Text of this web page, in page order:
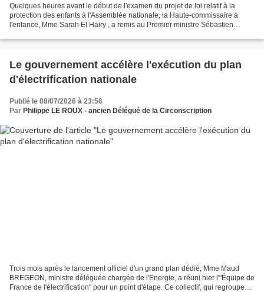
Quelques heures avant le début de l'examen du projet de loi relatif à la
protection des enfants à l'Assemblée nationale, la Haute-commissaire à
l'enfance, Mme Sarah El Hairy , a remis au Premier ministre Sébastien
Le gouvernement accélère l'exécution du plan
d'électrification nationale
Publié le 08/07/2026 à 23:56
Par Philippe LE ROUX - ancien Délégué de la Circonscription
Trois mois après le lancement officiel d'un grand plan dédié, Mme Maud
BREGEON, ministre déléguée chargée de l'Energie, a réuni hier l'"Équipe de
France de l'électrification" pour un point d'étape. Ce collectif, qui regroupe